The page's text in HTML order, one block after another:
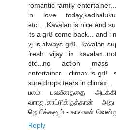
romantic family
in love
etc.....Kavalan is nice and
its a gr8 come back... and i
vj is always gr8...kavalan
fresh vijay in
etc...no action mass
entertainer....climax is
sure drops tears in climax...
பலம் பலவீனத்தை
வராது,காட்டுக்குத்தான்
ஜெயிக்கனும் - காவலன்
Reply